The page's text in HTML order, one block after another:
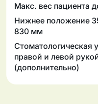
Макс. вес пациента
Нижнее положение
830 мм
Стоматологическая
правой и левой
(дополнительно)